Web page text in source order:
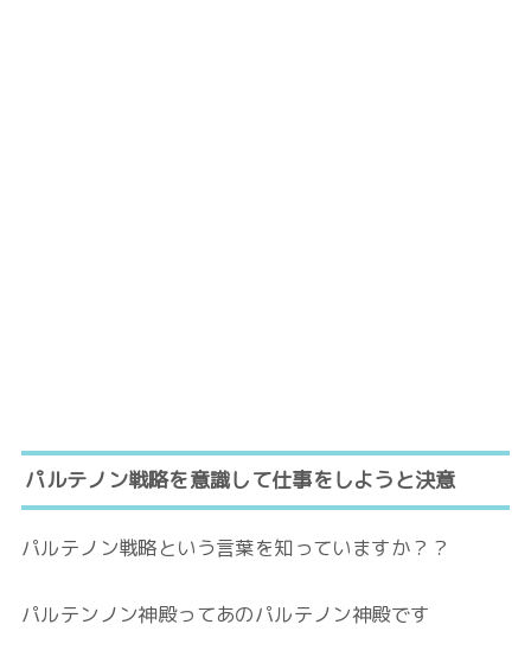
パルテノン戦略を意識して仕事をしようと決意
パルテノン戦略という言葉を知っていますか？？
パルテンノン神殿ってあのパルテノン神殿です